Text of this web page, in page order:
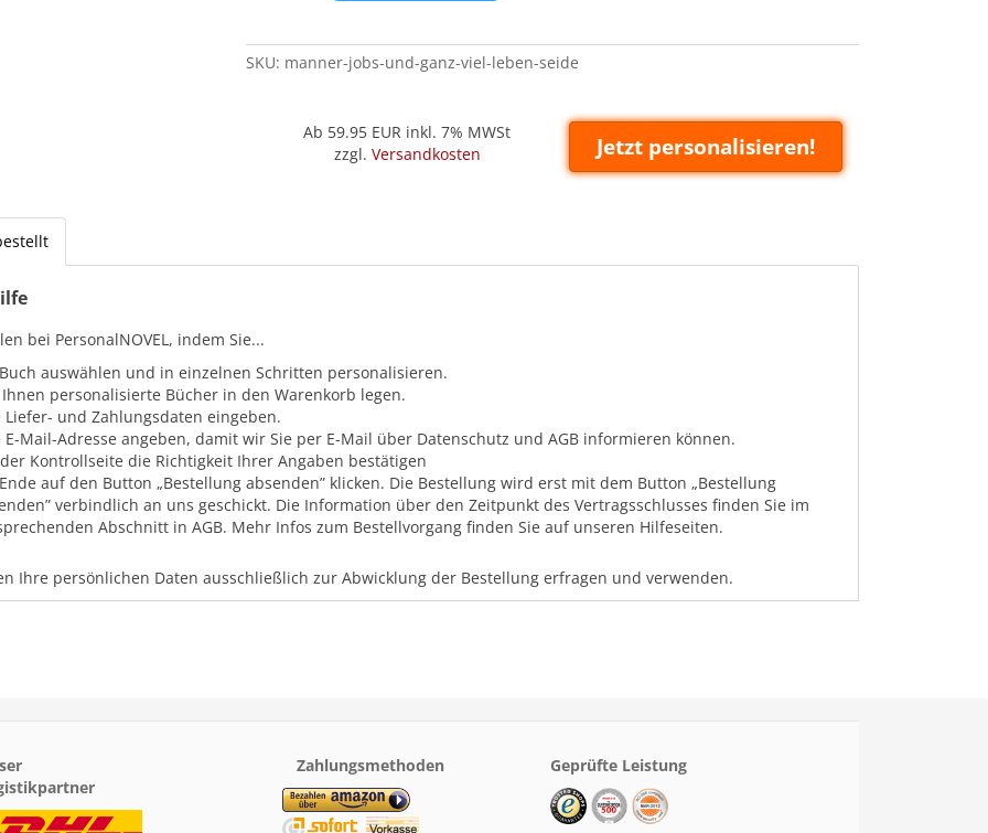
viel
Leben!
SKU: manner-jobs-und-ganz-viel-leben-seide
Ab 59.95 EUR inkl. 7% MWSt
zzgl. Versandkosten Jetzt personalisieren!
bei PersonalNOVEL, indem Sie...
auswählen und in einzelnen Schritten personalisieren.
personalisierte Bücher in den Warenkorb legen.
Liefer- und Zahlungsdaten eingeben.
E-Mail-Adresse angeben, damit wir Sie per E-Mail über Datenschutz und AGB informieren können.
Kontrollseite die Richtigkeit Ihrer Angaben bestätigen
auf den Button „Bestellung absenden” klicken. Die Bestellung wird erst mit dem Button „Bestellung
verbindlich an uns geschickt. Die Information über den Zeitpunkt des Vertragsschlusses finden Sie im
Abschnitt in AGB. Mehr Infos zum Bestellvorgang finden Sie auf unseren Hilfeseiten.
Ihre persönlichen Daten ausschließlich zur Abwicklung der Bestellung erfragen und verwenden.
Zahlungsmethoden Geprüfte Leistung